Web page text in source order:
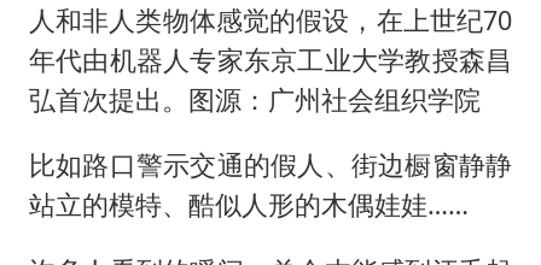
人和非人类物体感觉的假设，在上世纪70
年代由机器人专家东京工业大学教授森昌
弘首次提出。图源：广州社会组织学院
比如路口警示交通的假人、街边橱窗静静
站立的模特、酷似人形的木偶娃娃……